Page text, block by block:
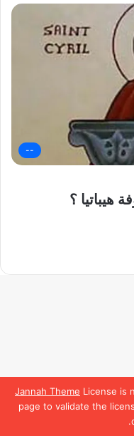
Jannah Theme License is
page to validate the
--
هيباتيا ؟